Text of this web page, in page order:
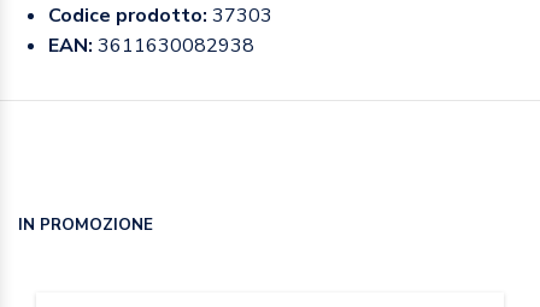
Codice prodotto: 37303
EAN: 3611630082938
IN PROMOZIONE